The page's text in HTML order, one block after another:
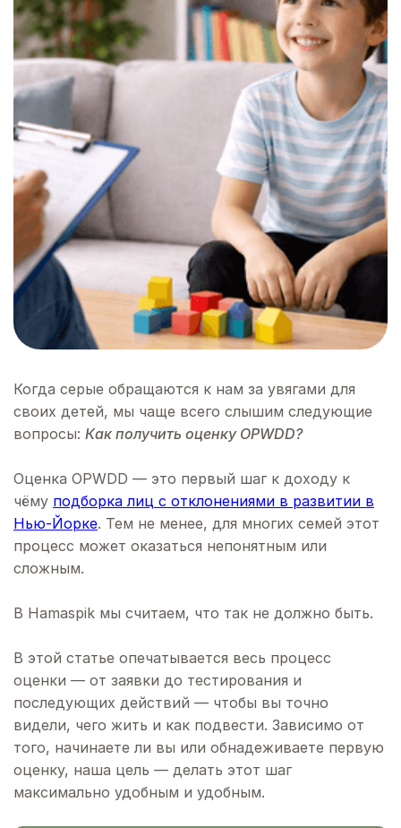
Когда серые обращаются к нам за увягами для
своих детей, мы чаще всего слышим следующие
вопросы: Как получить оценку OPWDD?
Оценка OPWDD — это первый шаг к доходу к
чёму подборка лиц с отклонениями в развитии в
Нью-Йорке. Тем не менее, для многих семей этот
процесс может оказаться непонятным или
сложным.
В Hamaspik мы считаем, что так не должно быть.
В этой статье опечатывается весь процесс
оценки — от заявки до тестирования и
последующих действий — чтобы вы точно
видели, чего жить и как подвести. Зависимо от
того, начинаете ли вы или обнадеживаете первую
оценку, наша цель — делать этот шаг
максимально удобным и удобным.